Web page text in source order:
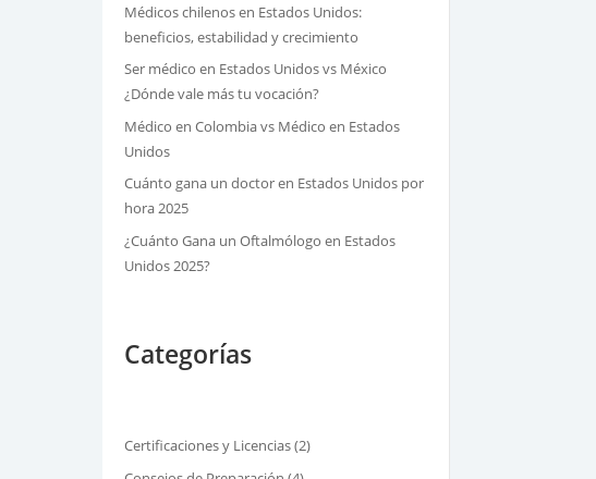
Médicos chilenos en Estados Unidos:
beneficios, estabilidad y crecimiento
Ser médico en Estados Unidos vs México
¿Dónde vale más tu vocación?
Médico en Colombia vs Médico en Estados
Unidos
Cuánto gana un doctor en Estados Unidos por
hora 2025
¿Cuánto Gana un Oftalmólogo en Estados
Unidos 2025?
Categorías
Certificaciones y Licencias(2)